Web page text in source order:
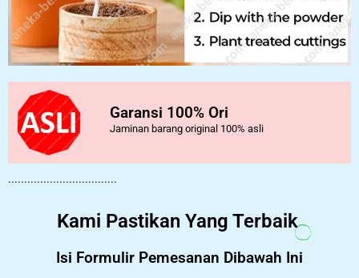
Garansi 100% Ori
Jaminan barang original 100% asli
..................................
Kami Pastikan Yang Terbaik
Isi Formulir Pemesanan Dibawah Ini